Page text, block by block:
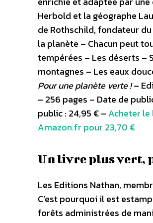
Herbold et la géographe
de Rothschild, fondateur
la planète – Chacun peut
tempérées – Les déserts –
montagnes – Les eaux
Pour une planète verte !–
– 256 pages – Date de
public : 24,95 € – Acheter
Amazon.fr pour 23,70 €
Un livre plus vert,
Les Editions Nathan,
C’est pourquoi il est
forêts administrées de